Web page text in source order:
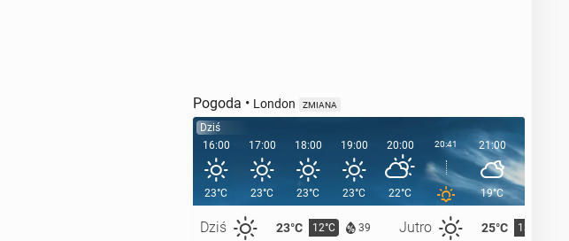
Pogoda • London ZMIANA
Dziś
16:00
23°C
Dziś 23°C 12°C 39 Jutro 25°C 13°C
17:00
23°C
18:00
23°C
19:00
23°C
20:00
22°C
20:41 21:00
19°C
22:00